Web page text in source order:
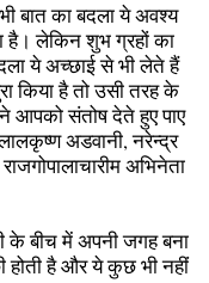
बात का बदला ये अवश्य
है। लेकिन शुभ ग्रहों का
ये अच्छाई से भी लेते हैं
किया है तो उसी तरह के
आपको संतोष देते हुए पाए
अडवानी, नरेन्द्र
अभिनेता
के बीच में अपनी जगह बना
है और ये कुछ भी नहीं